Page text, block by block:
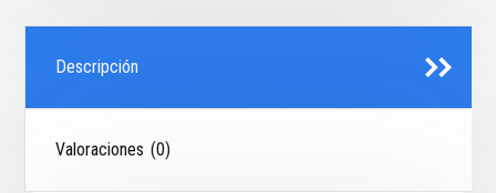
Descripción
Valoraciones (0)